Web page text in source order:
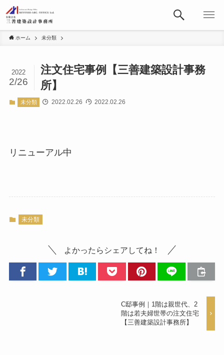
ホーム 未分類
注文住宅事例【三善建築設計事務
所】
2022
2/26
未分類 2022.02.26 2022.02.26
リニューアル中
未分類
よかったらシェアしてね！
C邸事例｜1階は親世代、2
階は若夫婦世帯の注文住宅
【三善建築設計事務所】